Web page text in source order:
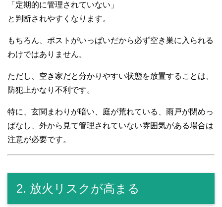
「定期的に管理されていない」
と判断されやすくなります。
もちろん、ポストがいっぱいだから必ず空き巣に入られる
わけではありません。
ただし、空き家だと分かりやすい状態を放置することは、
防犯上かなり不利です。
特に、玄関まわりが暗い、庭が荒れている、雨戸が閉めっ
ぱなし、外から見て管理されていない雰囲気がある場合は
注意が必要です。
2. 放火リスクが高まる